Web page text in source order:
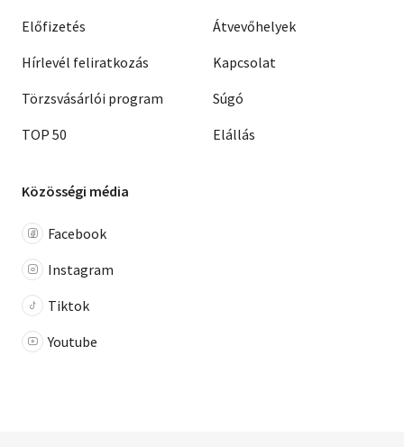
Előfizetés
Hírlevél feliratkozás
Törzsvásárlói program
TOP 50
Átvevőhelyek
Kapcsolat
Súgó
Elállás
Közösségi média
Facebook
Instagram
Tiktok
Youtube